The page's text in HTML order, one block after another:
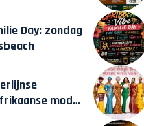
Day: zondag
mode